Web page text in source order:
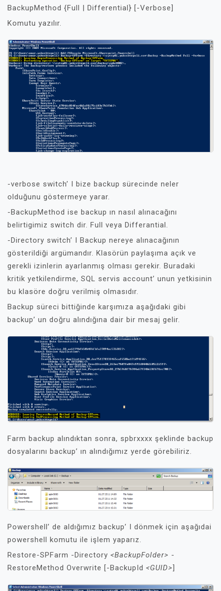
BackupMethod {Full | Differential} [-Verbose]
Komutu yazılır.
-verbose switch’ I bize backup sürecinde neler
olduğunu göstermeye yarar.
-BackupMethod ise backup ın nasıl alınacağını
belirtigimiz switch dir. Full veya Differantial.
-Directory switch’ I Backup nereye alınacağının
gösterildiği argümandır. Klasörün paylaşıma açık ve
gerekli izinlerin ayarlanmış olması gerekir. Buradaki
kritik yetkilendirme, SQL servis account’ unun yetkisinin
bu klasöre doğru verilmiş olmasıdır.
Backup süreci bittiğinde karşımıza aşağıdaki gibi
backup’ un doğru alındığına dair bir mesaj gelir.
Farm backup alındıktan sonra, spbrxxxx şeklinde backup
dosyalarını backup’ ın alındığımız yerde görebiliriz.
Powershell’ de aldığımız backup’ I dönmek için aşağıdai
powershell komutu ile işlem yaparız.
Restore-SPFarm -Directory <BackupFolder> -
RestoreMethod Overwrite [-BackupId <GUID>